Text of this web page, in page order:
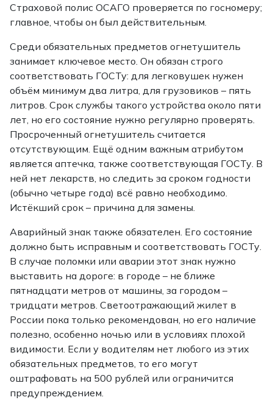
Страховой полис ОСАГО проверяется по госномеру;
главное, чтобы он был действительным.
Среди обязательных предметов огнетушитель
занимает ключевое место. Он обязан строго
соответствовать ГОСТу: для легковушек нужен
объём минимум два литра, для грузовиков – пять
литров. Срок службы такого устройства около пяти
лет, но его состояние нужно регулярно проверять.
Просроченный огнетушитель считается
отсутствующим. Ещё одним важным атрибутом
является аптечка, также соответствующая ГОСТу. В
ней нет лекарств, но следить за сроком годности
(обычно четыре года) всё равно необходимо.
Истёкший срок – причина для замены.
Аварийный знак также обязателен. Его состояние
должно быть исправным и соответствовать ГОСТу.
В случае поломки или аварии этот знак нужно
выставить на дороге: в городе – не ближе
пятнадцати метров от машины, за городом –
тридцати метров. Светоотражающий жилет в
России пока только рекомендован, но его наличие
полезно, особенно ночью или в условиях плохой
видимости. Если у водителям нет любого из этих
обязательных предметов, то его могут
оштрафовать на 500 рублей или ограничится
предупреждением.